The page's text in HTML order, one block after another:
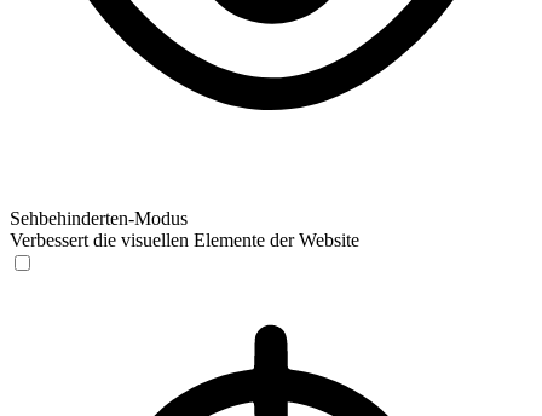
Sehbehinderten-Modus
Verbessert die visuellen Elemente der Website